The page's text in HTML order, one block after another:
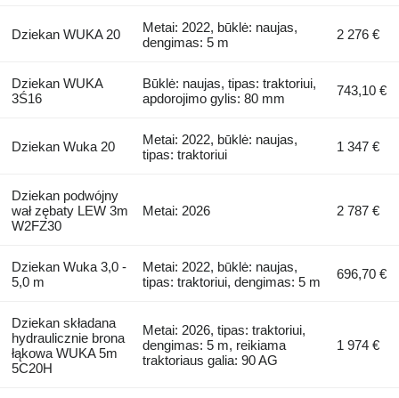
Dziekan WUKA 20
Metai: 2022, būklė: naujas,
dengimas: 5 m
2 276 €
Dziekan WUKA
3Ś16
Būklė: naujas, tipas: traktoriui,
apdorojimo gylis: 80 mm
743,10 €
Dziekan Wuka 20
Metai: 2022, būklė: naujas,
tipas: traktoriui
1 347 €
Dziekan podwójny
wał zębaty LEW 3m
W2FZ30
Metai: 2026 2 787 €
Dziekan Wuka 3,0 -
5,0 m
Metai: 2022, būklė: naujas,
tipas: traktoriui, dengimas: 5 m
696,70 €
Dziekan składana
hydraulicznie brona
łąkowa WUKA 5m
5C20H
Metai: 2026, tipas: traktoriui,
dengimas: 5 m, reikiama
traktoriaus galia: 90 AG
1 974 €